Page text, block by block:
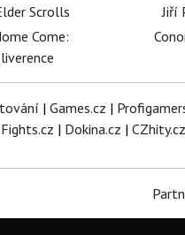
Scrolls
Come:
Jiří
| Games.cz |
Fights.cz | Dokina.cz | CZhity.cz